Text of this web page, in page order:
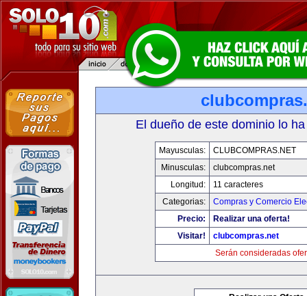
El dueño de este dominio lo
Mayusculas:
CLUBCOMPRAS.NET
Minusculas:
clubcompras.net
Longitud:
11 caracteres
Categorias:
Compras y Comercio
Precio:
Realizar una oferta!
Visitar!
clubcompras.net
Serán consideradas